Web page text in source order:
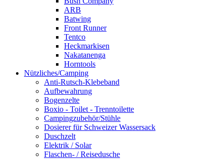
ARB
Batwing
Front Runner
Tentco
Heckmarkisen
Nakatanenga
Horntools
Nützliches/Camping
Anti-Rutsch-Klebeband
Aufbewahrung
Bogenzelte
Boxio - Toilet - Trenntoilette
Campingzubehör/Stühle
Dosierer für Schweizer Wassersack
Duschzelt
Elektrik / Solar
Flaschen- / Reisedusche